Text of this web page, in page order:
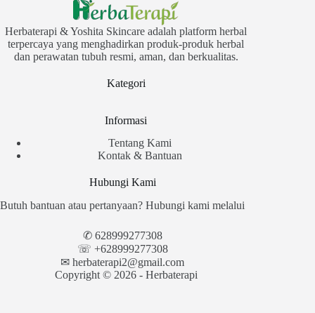
Herbaterapi & Yoshita Skincare adalah platform herbal
terpercaya yang menghadirkan produk-produk herbal
dan perawatan tubuh resmi, aman, dan berkualitas.
Kategori
Informasi
Tentang Kami
Kontak & Bantuan
Hubungi Kami
Butuh bantuan atau pertanyaan? Hubungi kami melalui
✆ 628999277308
☏ +628999277308
✉︎ herbaterapi2@gmail.com
Copyright © 2026 - Herbaterapi